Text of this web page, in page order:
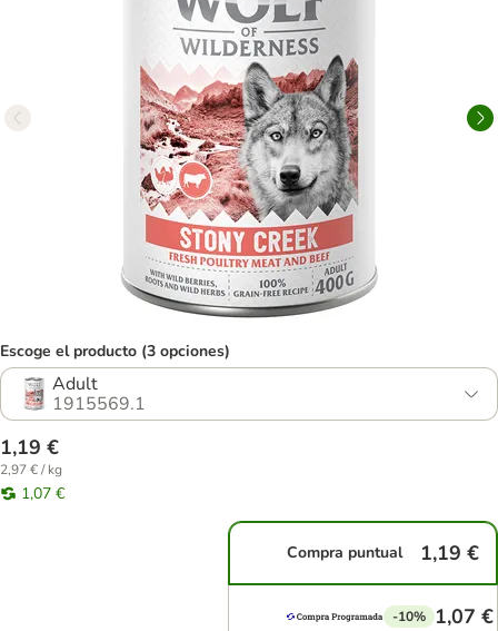
Escoge el producto (3 opciones)
Adult
1915569.1
1,19 €
2,97 € / kg
1,07 €
Compra puntual 1,19 €
-10% 1,07 €